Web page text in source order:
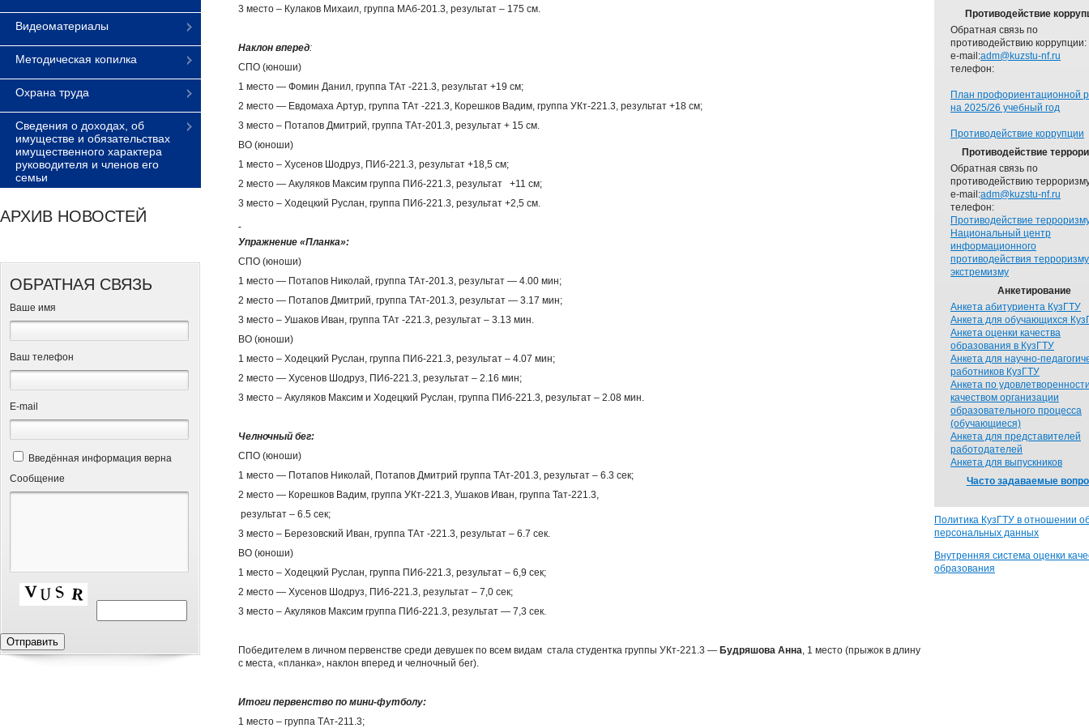
Видеоматериалы
Методическая копилка
Охрана труда
Сведения о доходах, об
имуществе и обязательствах
имущественного характера
руководителя и членов его
семьи
АРХИВ НОВОСТЕЙ
ОБРАТНАЯ СВЯЗЬ
Ваше имя
Ваш телефон
Е-mail
Введённая информация верна
Сообщение
3 место – Кулаков Михаил, группа МАб-201.3, результат – 175 см.
Наклон вперед:
СПО (юноши)
1 место — Фомин Данил, группа ТАт -221.3, результат +19 см;
2 место — Евдомаха Артур, группа ТАт -221.3, Корешков Вадим, группа УКт-221.3, результат +18 см;
3 место – Потапов Дмитрий, группа ТАт-201.3, результат + 15 см.
ВО (юноши)
1 место – Хусенов Шодруз, ПИб-221.3, результат +18,5 см;
2 место — Акуляков Максим группа ПИб-221.3, результат +11 см;
3 место – Ходецкий Руслан, группа ПИб-221.3, результат +2,5 см.
Упражнение «Планка»:
СПО (юноши)
1 место — Потапов Николай, группа ТАт-201.3, результат — 4.00 мин;
2 место — Потапов Дмитрий, группа ТАт-201.3, результат — 3.17 мин;
3 место – Ушаков Иван, группа ТАт -221.3, результат – 3.13 мин.
ВО (юноши)
1 место – Ходецкий Руслан, группа ПИб-221.3, результат – 4.07 мин;
2 место — Хусенов Шодруз, ПИб-221.3, результат – 2.16 мин;
3 место – Акуляков Максим и Ходецкий Руслан, группа ПИб-221.3, результат – 2.08 мин.
Челночный бег:
СПО (юноши)
1 место — Потапов Николай, Потапов Дмитрий группа ТАт-201.3, результат – 6.3 сек;
2 место — Корешков Вадим, группа УКт-221.3, Ушаков Иван, группа Тат-221.3,
результат – 6.5 сек;
3 место – Березовский Иван, группа ТАт -221.3, результат – 6.7 сек.
ВО (юноши)
1 место – Ходецкий Руслан, группа ПИб-221.3, результат – 6,9 сек;
2 место — Хусенов Шодруз, ПИб-221.3, результат – 7,0 сек;
3 место – Акуляков Максим группа ПИб-221.3, результат — 7,3 сек.
Победителем в личном первенстве среди девушек по всем видам стала студентка группы УКт-221.3 — Будряшова Анна, 1 место (прыжок в длину
с места, «планка», наклон вперед и челночный бег).
Итоги первенство по мини-футболу:
1 место – группа ТАт-211.3;
Противодействие
Обратная связь по
противодействию коррупции:
e-mail:adm@kuzstu-nf.ru
телефон:
План профориентационной
на 2025/26 учебный год
Противодействие коррупции
Противодействие
Обратная связь по
противодействию
e-mail:adm@kuzstu-nf.ru
телефон:
Противодействие
Национальный центр
информационного
противодействия
экстремизму
Анкетирование
Анкета абитуриента КузГТУ
Анкета для обучающихся
Анкета оценки качества
образования в КузГТУ
Анкета для научно-
работников КузГТУ
Анкета по
качеством организации
образовательного процесса
(обучающиеся)
Анкета для представителей
работодателей
Анкета для выпускников
Часто задаваемые
Политика КузГТУ в отношении
персональных данных
Внутренняя система оценки
образования